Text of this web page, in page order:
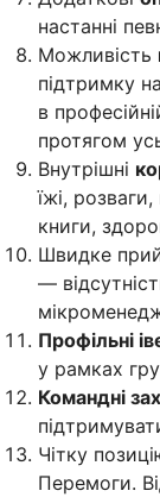
настанні
Можливість
підтримку
в
протягом
Внутрішні
їжі,
книги,
Швидке
—
Профільні
у рамках
Командні
Чітку
Перемоги.